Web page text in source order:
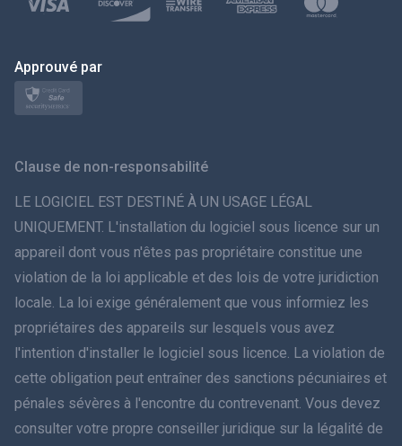
Polski
日本
ภาษาไทย
Dansk
हिंदी
עברית
Approuvé par
Clause de non-responsabilité
LE LOGICIEL EST DESTINÉ À UN USAGE LÉGAL
UNIQUEMENT. L'installation du logiciel sous licence sur un
appareil dont vous n'êtes pas propriétaire constitue une
violation de la loi applicable et des lois de votre juridiction
locale. La loi exige généralement que vous informiez les
propriétaires des appareils sur lesquels vous avez
l'intention d'installer le logiciel sous licence. La violation de
cette obligation peut entraîner des sanctions pécuniaires et
pénales sévères à l'encontre du contrevenant. Vous devez
consulter votre propre conseiller juridique sur la légalité de